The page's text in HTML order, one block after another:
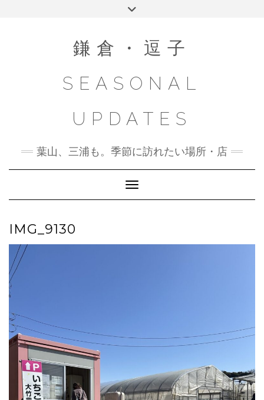
鎌倉・逗子
SEASONAL
UPDATES
葉山、三浦も。季節に訪れたい場所・店
Toggle Navigation
IMG_9130